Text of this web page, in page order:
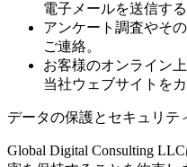
電子メールを送信する
アンケート調査やそ
ご連絡。
お客様のオンライン
当社ウェブサイトを
データの保護とセキュリテ
Global Digital Consulting